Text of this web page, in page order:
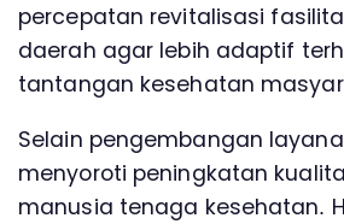
percepatan revitalisasi
daerah agar lebih adaptif
tantangan kesehatan
Selain pengembangan
menyoroti peningkatan
manusia tenaga kesehatan.